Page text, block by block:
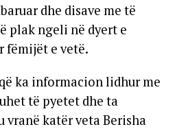
dhe disave me të
plak ngeli në dyert e
fëmijët e vetë.
ka informacion lidhur me
të pyetet dhe ta
vranë katër veta Berisha